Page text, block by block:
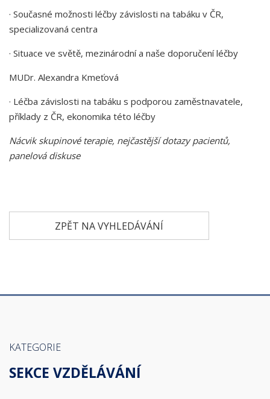
· Současné možnosti léčby závislosti na tabáku v ČR,
specializovaná centra
· Situace ve světě, mezinárodní a naše doporučení léčby
MUDr. Alexandra Kmeťová
· Léčba závislosti na tabáku s podporou zaměstnavatele,
příklady z ČR, ekonomika této léčby
Nácvik skupinové terapie, nejčastější dotazy pacientů,
panelová diskuse
ZPĚT NA VYHLEDÁVÁNÍ
KATEGORIE
SEKCE VZDĚLÁVÁNÍ